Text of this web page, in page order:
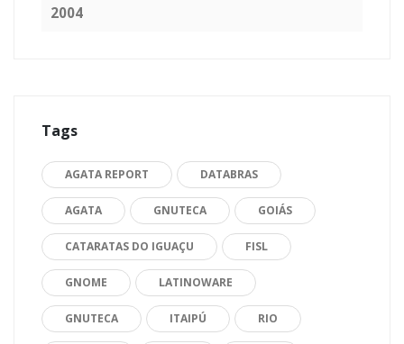
2004
Tags
AGATA REPORT DATABRAS
AGATA GNUTECA GOIÁS
CATARATAS DO IGUAÇU FISL
GNOME LATINOWARE
GNUTECA ITAIPÚ RIO